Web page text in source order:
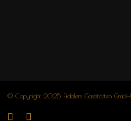
© Copyright 2025 Fiddlers Gaststätten GmbH